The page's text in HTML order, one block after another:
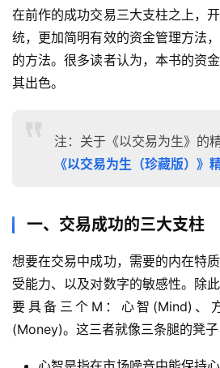
在前作的成功交易三大支柱之上，
统，更加简明有效的资金管理方法
的方法。很多读者认为，本书的资
其出色。
注：关于《以交易为生》的
《以交易为生（珍藏版）》
一、交易成功的三大支柱
想要在交易中成功，需要的内在特
受能力、以及对数字的敏感性。除
要具备三个M：心智(Mind)、
(Money)。这三者就像三条腿的凳子